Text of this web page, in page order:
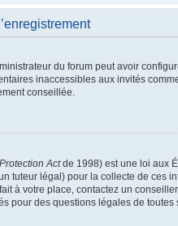
du forum peut avoir
inaccessibles aux invités
conseillée.
Actde 1998) est une loi aux
tuteur légal) pour la collecte de ces
à votre place, contactez un
pour des questions légales de